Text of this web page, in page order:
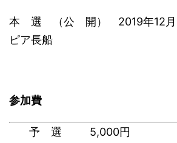
本 選 （公 開） 2019年12月
ピア長船
参加費
予 選 5,000円